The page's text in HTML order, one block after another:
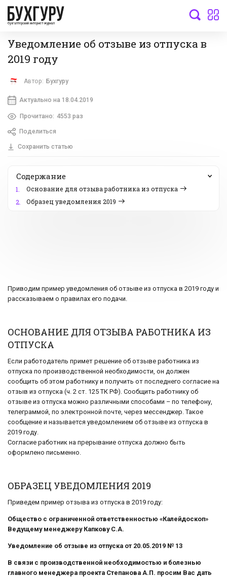
бухгалтерский интернет-журнал
Уведомление об отзыве из отпуска в
2019 году
Автор: Бухгуру
Актуально на 18.04.2019
Прочитано: 4553 раз
Поделиться
Сохранить статью
Содержание
1.
Основание для отзыва работника из отпуска
2.
Образец уведомления 2019
Приводим пример уведомления об отзыве из отпуска в 2019 году и
рассказываем о правилах его подачи.
ОСНОВАНИЕ ДЛЯ ОТЗЫВА РАБОТНИКА ИЗ
ОТПУСКА
Если работодатель примет решение об отзыве работника из
отпуска по производственной необходимости, он должен
сообщить об этом работнику и получить от последнего согласие на
отзыв из отпуска (ч. 2 ст. 125 ТК РФ). Сообщить работнику об
отзыве из отпуска можно различными способами – по телефону,
телеграммой, по электронной почте, через мессенджер. Такое
сообщение и называется уведомлением об отзыве из отпуска в
2019 году.
Согласие работник на прерывание отпуска должно быть
оформлено письменно.
ОБРАЗЕЦ УВЕДОМЛЕНИЯ 2019
Приведем пример отзыва из отпуска в 2019 году:
Общество с ограниченной ответственностью «Калейдоскоп»
Ведущему менеджеру Капкову С.А.
Уведомление об отзыве из отпуска от 20.05.2019 № 13
В связи с производственной необходимостью и болезнью
главного менеджера проекта Степанова А.П. просим Вас дать